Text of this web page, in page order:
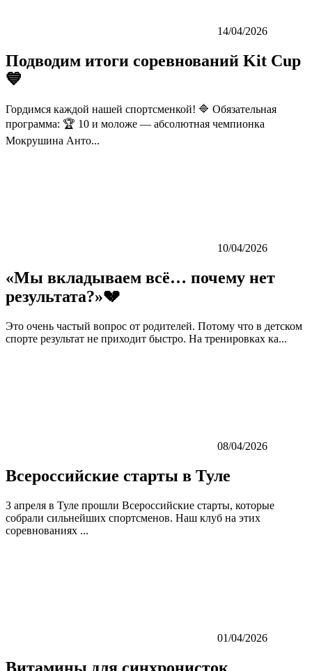
14/04/2026
Подводим итоги соревнований Kit Cup
💙
Гордимся каждой нашей спортсменкой! 🔷 Обязательная
программа: 🏆 10 и моложе — абсолютная чемпионка
Мокрушина Анто...
10/04/2026
«Мы вкладываем всё… почему нет
результата?»💔
Это очень частый вопрос от родителей. Потому что в детском
спорте результат не приходит быстро. На тренировках ка...
08/04/2026
Всероссийские старты в Туле
3 апреля в Туле прошли Всероссийские старты, которые
собрали сильнейших спортсменов. Наш клуб на этих
соревнованиях ...
01/04/2026
Витамины для синхронисток